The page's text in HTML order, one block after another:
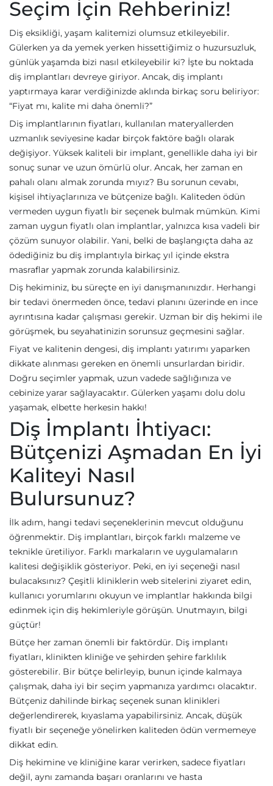
Seçim İçin Rehberiniz!
Diş eksikliği, yaşam kalitemizi olumsuz etkileyebilir.
Gülerken ya da yemek yerken hissettiğimiz o huzursuzluk,
günlük yaşamda bizi nasıl etkileyebilir ki? İşte bu noktada
diş implantları devreye giriyor. Ancak, diş implantı
yaptırmaya karar verdiğinizde aklında birkaç soru beliriyor:
“Fiyat mı, kalite mi daha önemli?”
Diş implantlarının fiyatları, kullanılan materyallerden
uzmanlık seviyesine kadar birçok faktöre bağlı olarak
değişiyor. Yüksek kaliteli bir implant, genellikle daha iyi bir
sonuç sunar ve uzun ömürlü olur. Ancak, her zaman en
pahalı olanı almak zorunda mıyız? Bu sorunun cevabı,
kişisel ihtiyaçlarınıza ve bütçenize bağlı. Kaliteden ödün
vermeden uygun fiyatlı bir seçenek bulmak mümkün. Kimi
zaman uygun fiyatlı olan implantlar, yalnızca kısa vadeli bir
çözüm sunuyor olabilir. Yani, belki de başlangıçta daha az
ödediğiniz bu diş implantıyla birkaç yıl içinde ekstra
masraflar yapmak zorunda kalabilirsiniz.
Diş hekiminiz, bu süreçte en iyi danışmanınızdır. Herhangi
bir tedavi önermeden önce, tedavi planını üzerinde en ince
ayrıntısına kadar çalışması gerekir. Uzman bir diş hekimi ile
görüşmek, bu seyahatinizin sorunsuz geçmesini sağlar.
Fiyat ve kalitenin dengesi, diş implantı yatırımı yaparken
dikkate alınması gereken en önemli unsurlardan biridir.
Doğru seçimler yapmak, uzun vadede sağlığınıza ve
cebinize yarar sağlayacaktır. Gülerken yaşamı dolu dolu
yaşamak, elbette herkesin hakkı!
Diş İmplantı İhtiyacı:
Bütçenizi Aşmadan En İyi
Kaliteyi Nasıl
Bulursunuz?
İlk adım, hangi tedavi seçeneklerinin mevcut olduğunu
öğrenmektir. Diş implantları, birçok farklı malzeme ve
teknikle üretiliyor. Farklı markaların ve uygulamaların
kalitesi değişiklik gösteriyor. Peki, en iyi seçeneği nasıl
bulacaksınız? Çeşitli kliniklerin web sitelerini ziyaret edin,
kullanıcı yorumlarını okuyun ve implantlar hakkında bilgi
edinmek için diş hekimleriyle görüşün. Unutmayın, bilgi
güçtür!
Bütçe her zaman önemli bir faktördür. Diş implantı
fiyatları, klinikten kliniğe ve şehirden şehire farklılık
gösterebilir. Bir bütçe belirleyip, bunun içinde kalmaya
çalışmak, daha iyi bir seçim yapmanıza yardımcı olacaktır.
Bütçeniz dahilinde birkaç seçenek sunan klinikleri
değerlendirerek, kıyaslama yapabilirsiniz. Ancak, düşük
fiyatlı bir seçeneğe yönelirken kaliteden ödün vermemeye
dikkat edin.
Diş hekimine ve kliniğine karar verirken, sadece fiyatları
değil, aynı zamanda başarı oranlarını ve hasta